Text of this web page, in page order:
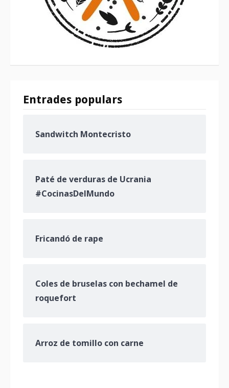
Entrades populars
Sandwitch Montecristo
Paté de verduras de Ucrania
#CocinasDelMundo
Fricandó de rape
Coles de bruselas con bechamel de
roquefort
Arroz de tomillo con carne